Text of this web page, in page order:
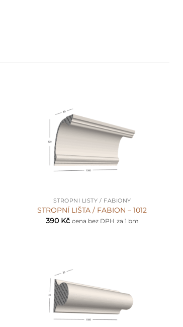
STROPNÍ LIŠTY / FABIONY
STROPNÍ LIŠTA / FABION – 1012
390 Kč cena bez DPH za 1 bm